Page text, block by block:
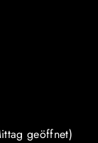
geöffnet)